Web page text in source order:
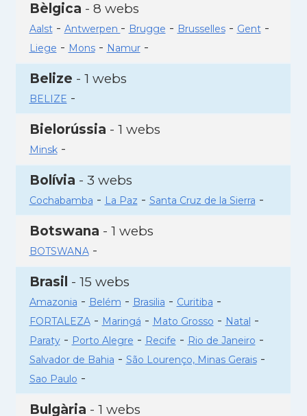
Bèlgica - 8 webs
Aalst- Antwerpen - Brugge - Brusselles- Gent-
Liege - Mons- Namur-
Belize - 1 webs
BELIZE -
Bielorússia - 1 webs
Minsk-
Bolívia - 3 webs
Cochabamba - La Paz - Santa Cruz de la Sierra -
Botswana - 1 webs
BOTSWANA-
Brasil - 15 webs
Amazonia - Belém - Brasilia - Curitiba -
FORTALEZA- Maringá - Mato Grosso - Natal -
Paraty- Porto Alegre - Recife - Rio de Janeiro -
Salvador de Bahia - São Lourenço, Minas Gerais-
Sao Paulo -
Bulgària - 1 webs